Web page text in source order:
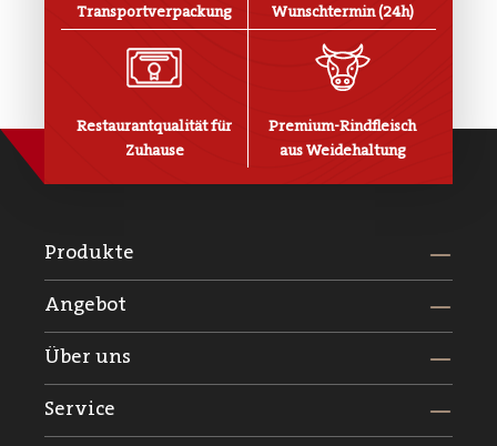
Transportverpackung
Wunschtermin (24h)
Restaurantqualität für
Zuhause
Premium-Rindfleisch
aus Weidehaltung
Produkte
Angebot
Über uns
Service